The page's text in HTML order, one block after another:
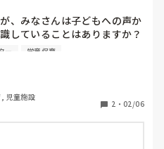
、みなさんは子どもへの声か
していることはありますか？
くつかのパターンで参考にし
んの時は年上の人として
場合大体同じテンション感で
通の声かけをして、改善がな
いう感じです。
ー 学童保育
児童施設
2 ・ 02/06